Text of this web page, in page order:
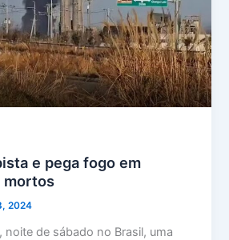
e pega fogo em
mortos
2024
de sábado no Brasil, uma